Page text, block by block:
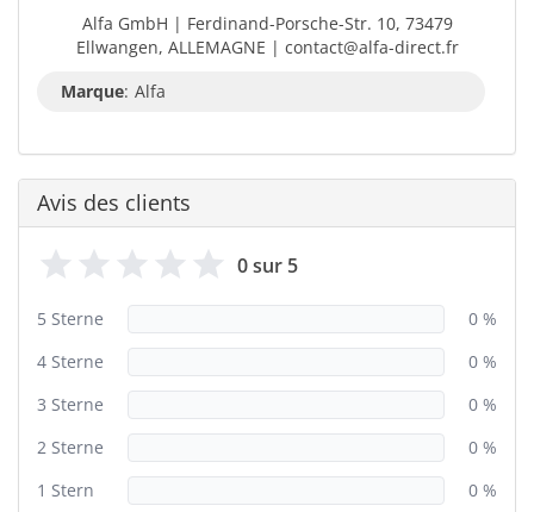
Alfa GmbH | Ferdinand-Porsche-Str. 10, 73479
Ellwangen, ALLEMAGNE | contact@alfa-direct.fr
Marque: Alfa
Avis des clients
0 sur 5
5 Sterne
0 %
4 Sterne
0 %
3 Sterne
0 %
2 Sterne
0 %
1 Stern
0 %